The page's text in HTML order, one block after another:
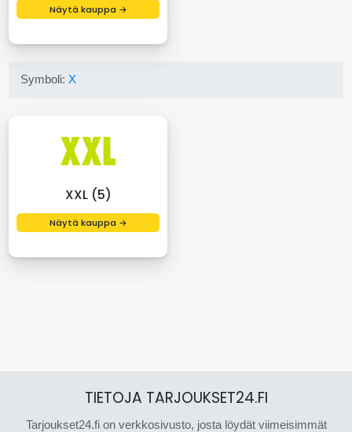
Näytä kauppa →
Symboli: X
XXL (5)
Näytä kauppa →
TIETOJA TARJOUKSET24.FI
Tarjoukset24.fi on verkkosivusto, josta löydät viimeisimmät